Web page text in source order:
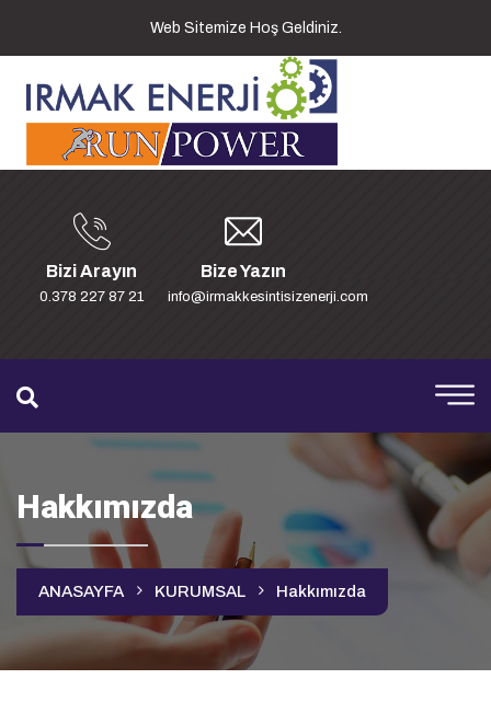
Web Sitemize Hoş Geldiniz.
Bizi Arayın
0.378 227 87 21
Bize Yazın
info@irmakkesintisizenerji.com
Hakkımızda
ANASAYFA KURUMSAL Hakkımızda